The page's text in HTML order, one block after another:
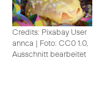
Credits: Pixabay User
annca | Foto: CC0 1.0,
Ausschnitt bearbeitet